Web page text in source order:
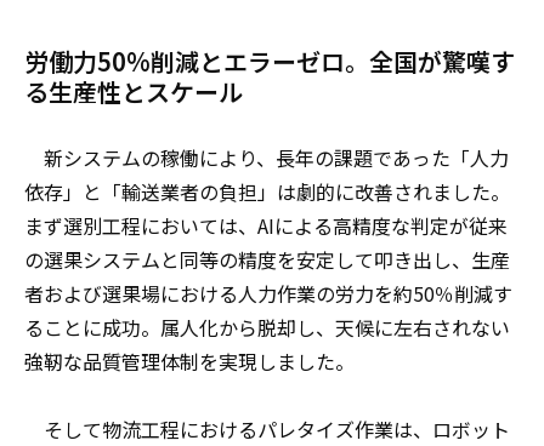
労働力50%削減とエラーゼロ。全国が驚嘆す
る生産性とスケール
新システムの稼働により、長年の課題であった「人力
依存」と「輸送業者の負担」は劇的に改善されました。
まず選別工程においては、AIによる高精度な判定が従来
の選果システムと同等の精度を安定して叩き出し、生産
者および選果場における人力作業の労力を約50％削減す
ることに成功。属人化から脱却し、天候に左右されない
強靭な品質管理体制を実現しました。
そして物流工程におけるパレタイズ作業は、ロボット